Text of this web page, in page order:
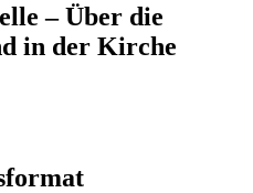
– Über die
in der Kirche